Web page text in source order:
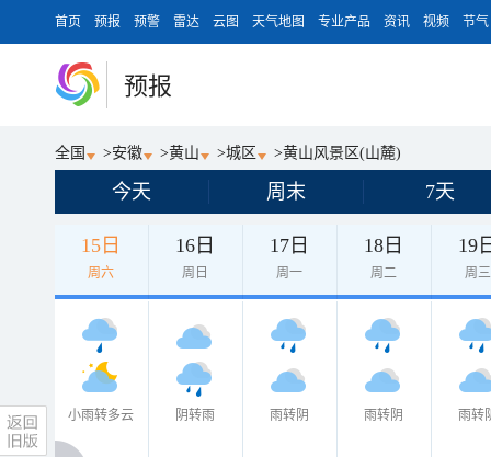
首页 预报 预警 雷达 云图 天气地图 专业产品 资讯 视频 节气
预报
全国 >安徽 >黄山 >城区 >黄山风景区(山麓)
今天 周末 7天
15日
周六
16日
周日
17日
周一
18日
周二
19
周三
小雨转多云 阴转雨 雨转阴 雨转阴 雨转